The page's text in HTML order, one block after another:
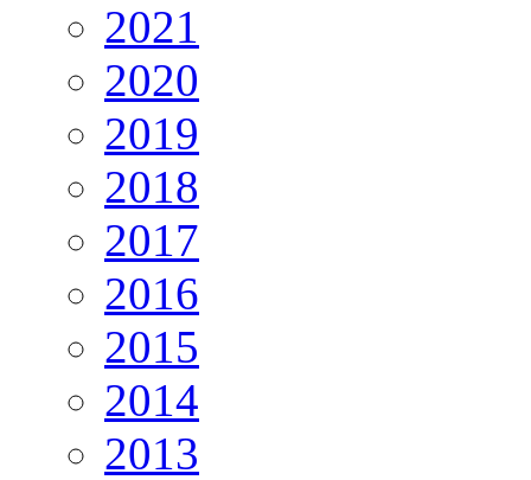
2021
2020
2019
2018
2017
2016
2015
2014
2013